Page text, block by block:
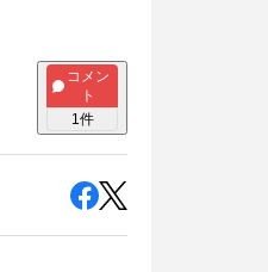
コメン
ト
1件